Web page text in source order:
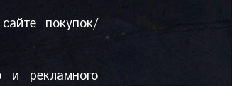
покупок/
и рекламного